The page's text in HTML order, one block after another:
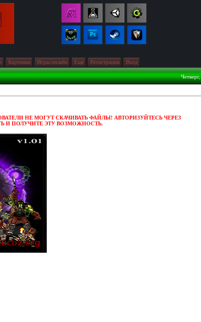
Картинки Игры онлайн Ещё Регистрация Вход
НЕ МОГУТ СКАЧИВАТЬ ФАЙЛЫ! АВТОРИЗУЙТЕСЬ ЧЕРЕЗ
И ПОЛУЧИТЕ ЭТУ ВОЗМОЖНОСТЬ.